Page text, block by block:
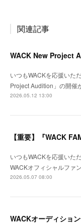
関連記事
WACK New Project
いつもWACKを応援いた
Project Audition」の開催
2026.05.12 13:00
【重要】『WACK
いつもWACKを応援いた
WACKオフィシャルファ
2026.05.07 08:00
WACKオーディショ